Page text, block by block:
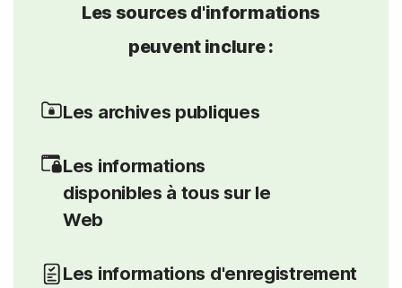
Les sources d'informations
peuvent inclure :
Les archives publiques
Les informations
disponibles à tous sur le
Web
Les informations d'enregistrement